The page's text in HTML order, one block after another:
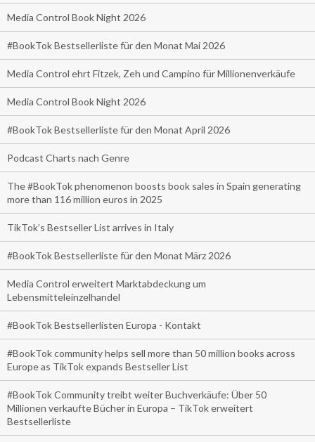
Media Control Book Night 2026
#BookTok Bestsellerliste für den Monat Mai 2026
Media Control ehrt Fitzek, Zeh und Campino für Millionenverkäufe
Media Control Book Night 2026
#BookTok Bestsellerliste für den Monat April 2026
Podcast Charts nach Genre
The #BookTok phenomenon boosts book sales in Spain generating
more than 116 million euros in 2025
TikTok’s Bestseller List arrives in Italy
#BookTok Bestsellerliste für den Monat März 2026
Media Control erweitert Marktabdeckung um
Lebensmitteleinzelhandel
#BookTok Bestsellerlisten Europa - Kontakt
#BookTok community helps sell more than 50 million books across
Europe as TikTok expands Bestseller List
#BookTok Community treibt weiter Buchverkäufe: Über 50
Millionen verkaufte Bücher in Europa – TikTok erweitert
Bestsellerliste